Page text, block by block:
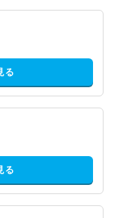
る
る